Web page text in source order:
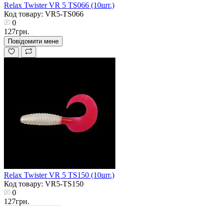
Relax Twister VR 5 TS066 (10шт.)
Код товару: VR5-TS066
0
127грн.
Повідомити мене
Relax Twister VR 5 TS150 (10шт.)
Код товару: VR5-TS150
0
127грн.